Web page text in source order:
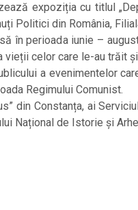
expoziția cu titlul
Politici din România,
în perioada iunie –
celor care le-au trăit și
a evenimentelor
Regimului Comunist.
din Constanța, ai
Național de Istorie și